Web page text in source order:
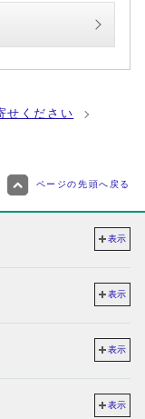
せください
ページの先頭へ戻る
表示
表示
表示
表示